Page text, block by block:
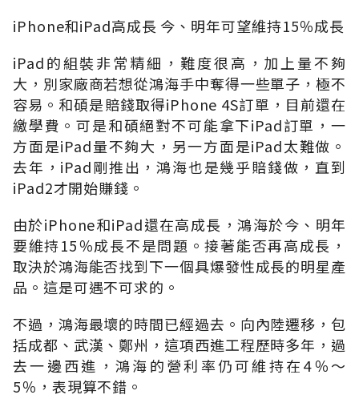
iPhone和iPad高成長 今、明年可望維持15％成長
iPad的組裝非常精細，難度很高，加上量不夠
大，別家廠商若想從鴻海手中奪得一些單子，極不
容易。和碩是賠錢取得iPhone 4S訂單，目前還在
繳學費。可是和碩絕對不可能拿下iPad訂單，一
方面是iPad量不夠大，另一方面是iPad太難做。
去年，iPad剛推出，鴻海也是幾乎賠錢做，直到
iPad2才開始賺錢。
由於iPhone和iPad還在高成長，鴻海於今、明年
要維持15％成長不是問題。接著能否再高成長，
取決於鴻海能否找到下一個具爆發性成長的明星產
品。這是可遇不可求的。
不過，鴻海最壞的時間已經過去。向內陸遷移，包
括成都、武漢、鄭州，這項西進工程歷時多年，過
去一邊西進，鴻海的營利率仍可維持在4％～
5％，表現算不錯。